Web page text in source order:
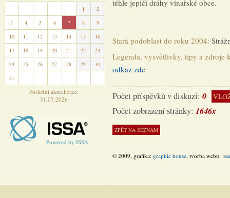
1
2
3
4 5 6 7 8
9
10
11 12 13 14 15
16
17
18 19 20 21 22
23
24
25 26 27 28 29
30
31
Poslední aktualizace:
31.07.2026
Powered by ISSA
téhle jepičí dráhy vinařské obce.
Stará podoblast do roku 2004:
Legenda, vysvětlivky, tipy a zdroje
odkaz zde
Počet příspěvků v diskuzi: 0
Počet zobrazení stránky: 1646x
© 2009, grafika: graphic house, tvorba webu: